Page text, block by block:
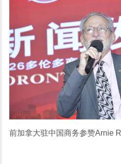
前加拿大驻中国商务参赞Arnie